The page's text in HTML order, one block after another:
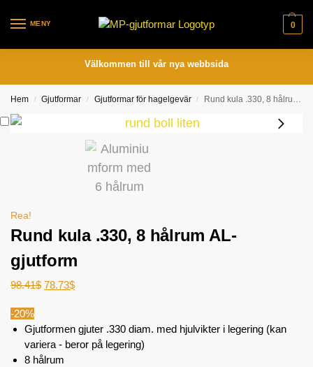
MENY 0
Välkommen till vår nya webbsida
Hem / Gjutformar / Gjutformar för hagelgevär / Rund kula .330, 8 hålrum AL-gjutform
Rea!
Rund kula .330, 8 hålrum AL-
gjutform
98.41$ 78.73$
-20%
Gjutformen gjuter .330 diam. med hjulvikter i legering (kan
variera - beror på legering)
8 hålrum